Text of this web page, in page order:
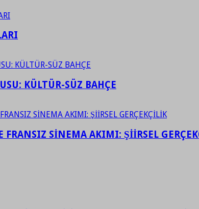
KÜLTÜR-SÜZ BAHÇE
FRANSIZ SİNEMA AKIMI: ŞİİRSEL